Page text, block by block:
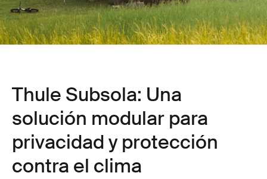
Thule Subsola: Una
solución modular para
privacidad y protección
contra el clima